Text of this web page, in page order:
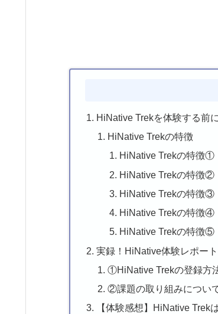
HiNative Trekを体験する前
HiNative Trekの特徴
HiNative Trekの特徴①
HiNative Trekの特徴②
HiNative Trekの特徴③
HiNative Trekの特徴④
HiNative Trekの特徴⑤
実録！HiNative体験レポー
①HiNative Trekの登録方
②課題の取り組みについ
【体験感想】HiNative Trek